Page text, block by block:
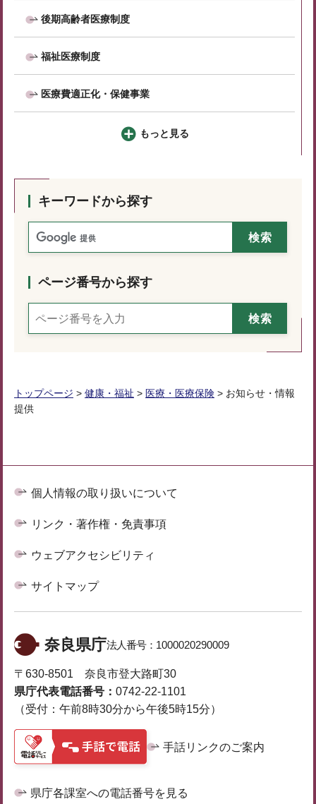
後期高齢者医療制度
福祉医療制度
医療費適正化・保健事業
もっと見る
キーワードから探す
ページ番号から探す
トップページ > 健康・福祉 > 医療・医療保険 > お知らせ・情報
提供
個人情報の取り扱いについて
リンク・著作権・免責事項
ウェブアクセシビリティ
サイトマップ
奈良県庁法人番号： 1000020290009
〒630-8501 奈良市登大路町30
県庁代表電話番号： 0742-22-1101
（受付：午前8時30分から午後5時15分）
手話リンクのご案内
県庁各課室への電話番号を見る